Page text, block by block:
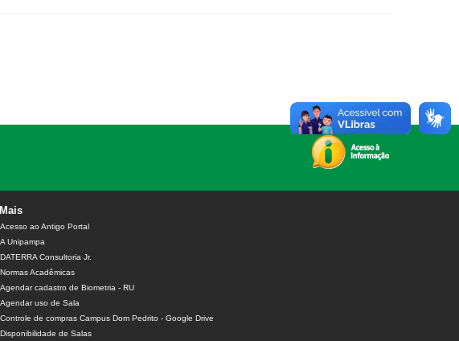
Mais
Acesso ao Antigo Portal
A Unipampa
DATERRA Consultoria Jr.
Normas Acadêmicas
Agendar cadastro de Biometria - RU
Agendar uso de Sala
Controle de compras Campus Dom Pedrito - Google Drive
Disponibilidade de Salas